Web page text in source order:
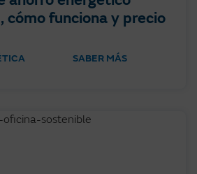
cómo funciona y precio
SABER MÁS